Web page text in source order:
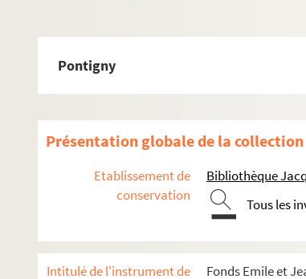
Pontigny
Présentation globale de la collection
Etablissement de
conservation
Bibliothèque
Tous les
Intitulé de l'instrument de
Fonds Emile et